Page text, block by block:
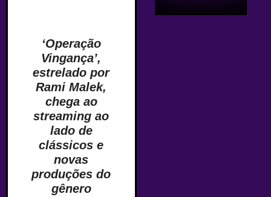
‘Operação
Vingança’,
estrelado por
Rami Malek,
chega ao
streaming ao
lado de
clássicos e
novas
produções do
gênero